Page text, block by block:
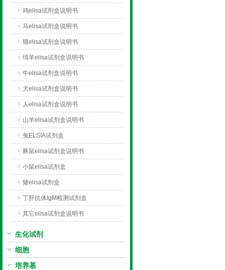
鸡elisa试剂盒说明书
马elisa试剂盒说明书
猫elisa试剂盒说明书
绵羊elisa试剂盒说明书
牛elisa试剂盒说明书
犬elisa试剂盒说明书
人elisa试剂盒说明书
山羊elisa试剂盒说明书
兔ELSIA试剂盒
豚鼠elisa试剂盒说明书
小鼠elisa试剂盒
猪elisa试剂盒
丁肝抗体IgM检测试剂盒
其它elisa试剂盒说明书
生化试剂
细胞
培养基